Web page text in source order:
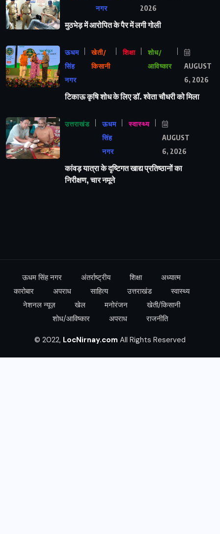
नगर
2026
मुठभेड़ में आरोपित के पैर में लगी गोली
ऊधम
सिंह
नगर
खेती/
किसानी
शिक्षा
शोध/
आविष्कार
AUGUST
6, 2026
टिकाऊ कृषि शोध के लिए डॉ. श्वेता चौधरी को मिला
उत्तराखंड
ऊधम
सिंह
नगर
स्वास्थ्य
AUGUST
6, 2026
कांवड़ यात्रा के दृष्टिगत खाद्य प्रतिष्ठानों का
निरीक्षण, चार नमूने
ऊधम सिंह नगर अंतर्राष्ट्रीय शिक्षा
अध्यात्म
कारोबार
अपराध साहित्य उत्तराखंड
स्वास्थ्य
नेशनल न्यूज़
खेल मनोरंजन
खेती/किसानी
शोध/आविष्कार
अपराध राजनीति
© 2022, LocNirnay.com All Rights Reserved